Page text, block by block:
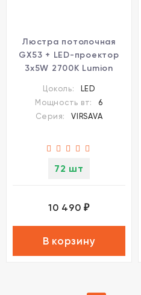
Люстра потолочная
GX53 + LED-проектор
3х5W 2700К Lumion
Цоколь:
LED
Мощность вт:
6
Серия:
VIRSAVA
72 шт
10 490₽
В корзину